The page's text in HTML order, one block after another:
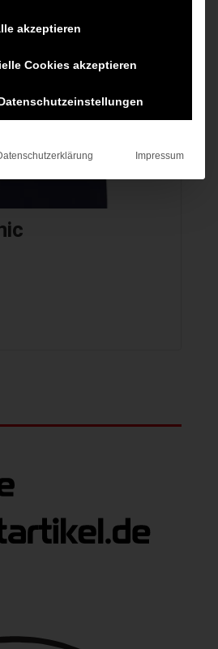
akzeptieren
Cookies akzeptieren
Impressum